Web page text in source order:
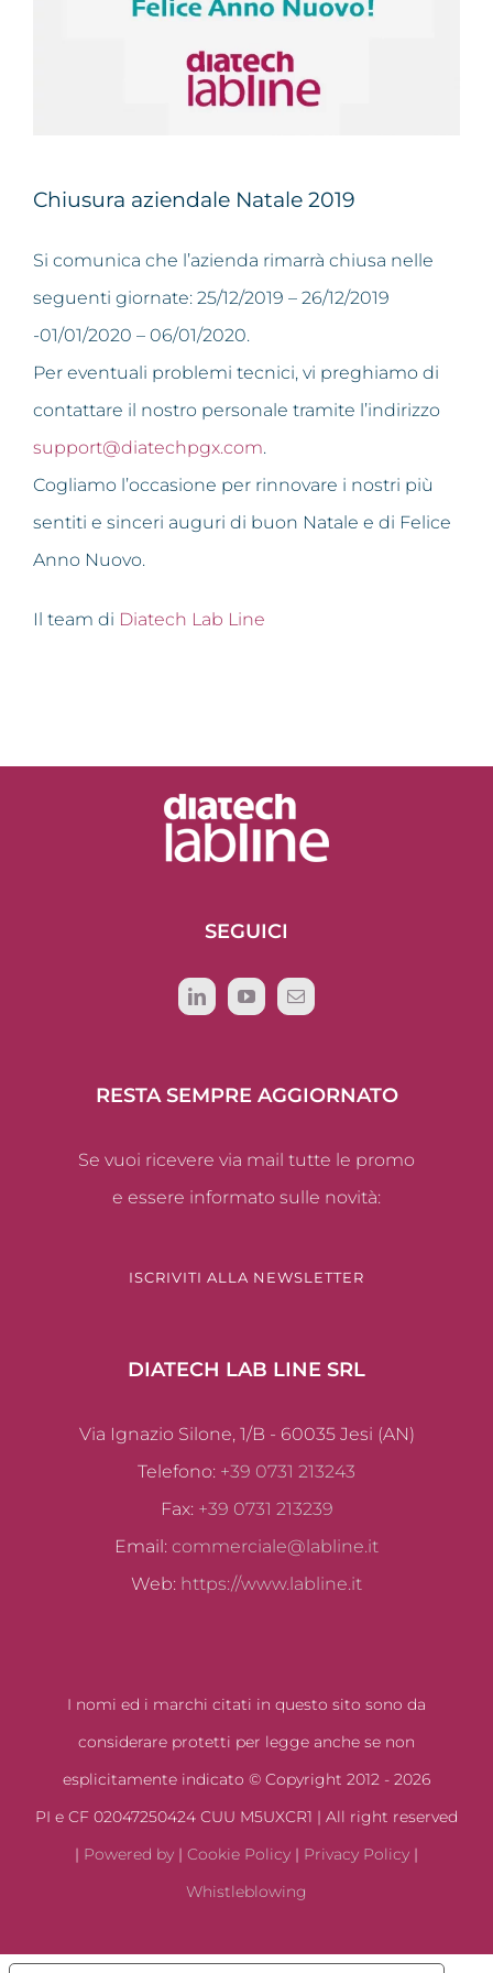
Chiusura aziendale Natale 2019
Si comunica che l’azienda rimarrà chiusa nelle
seguenti giornate: 25/12/2019 – 26/12/2019
-01/01/2020 – 06/01/2020.
Per eventuali problemi tecnici, vi preghiamo di
contattare il nostro personale tramite l’indirizzo
support@diatechpgx.com.
Cogliamo l’occasione per rinnovare i nostri più
sentiti e sinceri auguri di buon Natale e di Felice
Anno Nuovo.
Il team di Diatech Lab Line
SEGUICI
RESTA SEMPRE AGGIORNATO
Se vuoi ricevere via mail tutte le promo
e essere informato sulle novità:
ISCRIVITI ALLA NEWSLETTER
DIATECH LAB LINE SRL
Via Ignazio Silone, 1/B - 60035 Jesi (AN)
Telefono: +39 0731 213243
Fax: +39 0731 213239
Email: commerciale@labline.it
Web: https://www.labline.it
I nomi ed i marchi citati in questo sito sono da
considerare protetti per legge anche se non
esplicitamente indicato © Copyright 2012 - 2026
PI e CF 02047250424 CUU M5UXCR1 | All right reserved
| Powered by | Cookie Policy | Privacy Policy |
Whistleblowing